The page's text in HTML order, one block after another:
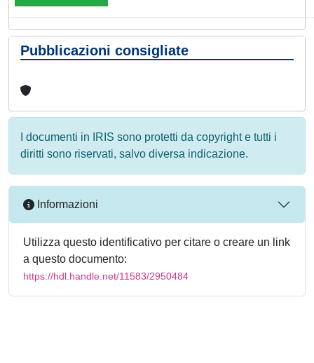
Pubblicazioni consigliate
I documenti in IRIS sono protetti da copyright e tutti i
diritti sono riservati, salvo diversa indicazione.
Informazioni
Utilizza questo identificativo per citare o creare un link
a questo documento:
https://hdl.handle.net/11583/2950484